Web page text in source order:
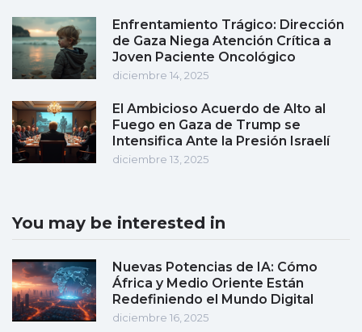
Enfrentamiento Trágico: Dirección
de Gaza Niega Atención Crítica a
Joven Paciente Oncológico
diciembre 14, 2025
El Ambicioso Acuerdo de Alto al
Fuego en Gaza de Trump se
Intensifica Ante la Presión Israelí
diciembre 13, 2025
You may be interested in
Nuevas Potencias de IA: Cómo
África y Medio Oriente Están
Redefiniendo el Mundo Digital
diciembre 16, 2025